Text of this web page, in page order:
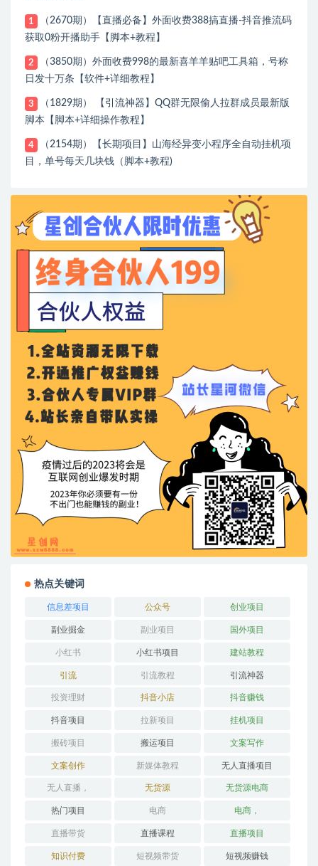
1
（2670期）【直播必备】外面收费388搞直播-抖音推流码
获取0粉开播助手【脚本+教程】
2
（3850期）外面收费998的最新喜羊羊贴吧工具箱，号称
日发十万条【软件+详细教程】
3
（1829期） 【引流神器】QQ群无限偷人拉群成员最新版
脚本【脚本+详细操作教程】
4
（2154期）【长期项目】山海经异变小程序全自动挂机项
目，单号每天几块钱（脚本+教程)
热点关键词
信息差项目 公众号 创业项目
副业掘金 副业项目 国外项目
小红书 小红书项目 建站教程
引流 引流教程 引流神器
投资理财 抖音小店 抖音赚钱
抖音项目 拉新项目 挂机项目
搬砖项目 搬运项目 文案写作
文案创作 新媒体教程 无人直播项目
无人直播， 无货源 无货源电商
热门项目 电商 电商，
直播带货 直播课程 直播项目
知识付费 短视频带货 短视频赚钱